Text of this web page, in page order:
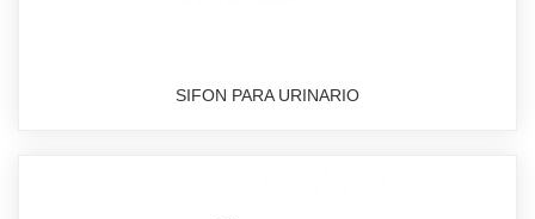
SIFON PARA URINARIO